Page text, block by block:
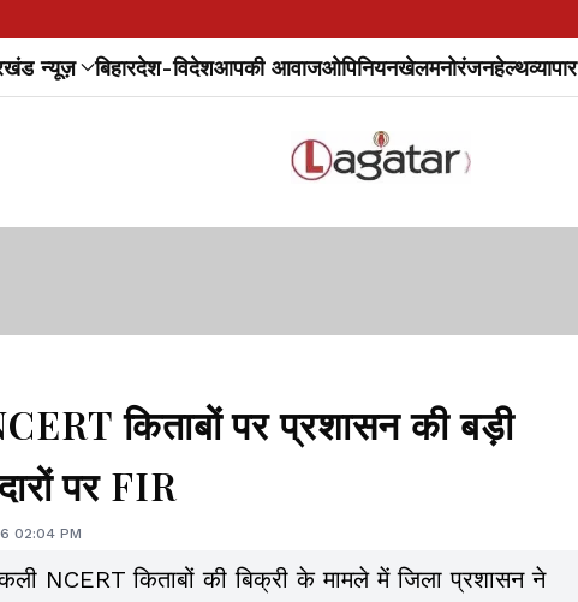
न्यूज़ बिहारदेश-विदेशआपकी आवाजओपिनियनखेलमनोरंजनहेल्थव्यापार
किताबों पर प्रशासन की बड़ी
पर FIR
02:04 PM
NCERT किताबों की बिक्री के मामले में जिला प्रशासन ने